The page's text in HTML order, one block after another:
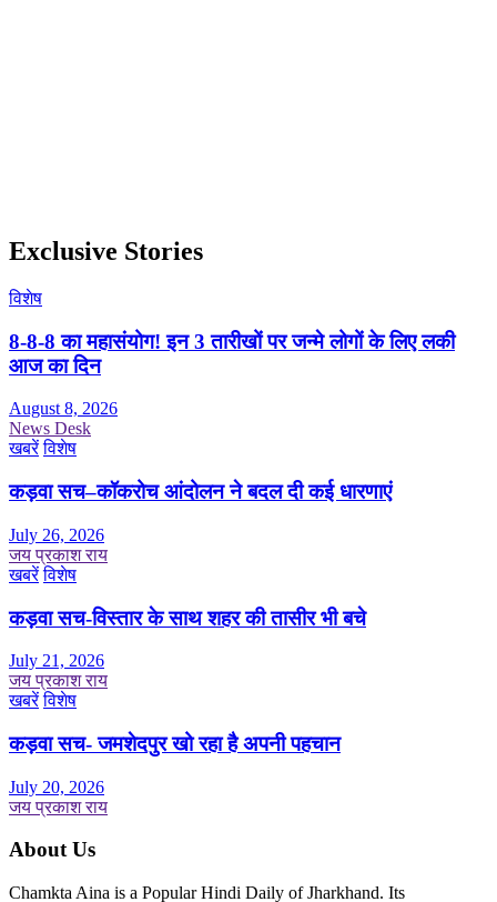
Exclusive Stories
विशेष
8-8-8 का महासंयोग! इन 3 तारीखों पर जन्मे लोगों के लिए लकी
आज का दिन
August 8, 2026
News Desk
खबरें विशेष
कड़वा सच–कॉकरोच आंदोलन ने बदल दी कई धारणाएं
July 26, 2026
जय प्रकाश राय
खबरें विशेष
कड़वा सच-विस्तार के साथ शहर की तासीर भी बचे
July 21, 2026
जय प्रकाश राय
खबरें विशेष
कड़वा सच- जमशेदपुर खो रहा है अपनी पहचान
July 20, 2026
जय प्रकाश राय
About Us
Chamkta Aina is a Popular Hindi Daily of Jharkhand. Its